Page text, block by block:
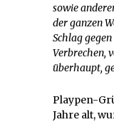
sowie
der ganzen
Schlag
Verbrechen,
überhaupt,
Playpen-
Jahre alt,